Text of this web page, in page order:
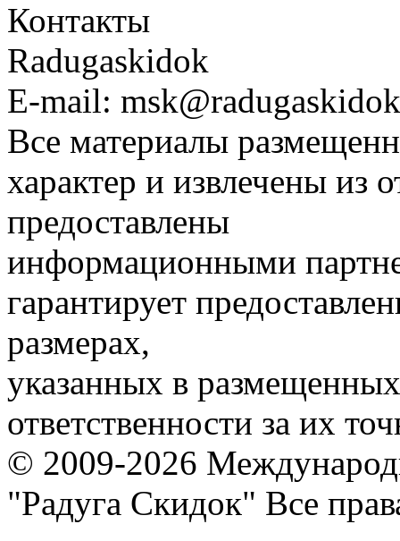
Контакты
Radugaskidok
E-mail:
Все материалы
характер и извлечены из
предоставлены
информационными
гарантирует
размерах,
указанных в
ответственности за их
© 2009-2026
"Радуга Скидок" Все